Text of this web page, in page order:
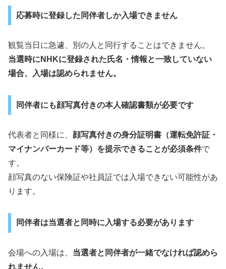
応募時に登録した同伴者しか入場できません
観覧当日に急遽、別の人と同行することはできません。
当選時にNHKに登録された氏名・情報と一致していない
場合、入場は認められません。
同伴者にも顔写真付きの本人確認書類が必要です
代表者と同様に、 顔写真付きの身分証明書（運転免許証・
マイナンバーカード等）を提示できることが必須条件で
す。
顔写真のない保険証や社員証では入場できない可能性があ
ります。
同伴者は当選者と同時に入場する必要があります
会場への入場は、 当選者と同伴者が一緒でなければ認めら
れません。